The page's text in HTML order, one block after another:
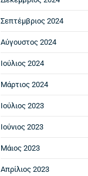
Σεπτέμβριος 2024
Αύγουστος 2024
Ιούλιος 2024
Μάρτιος 2024
Ιούλιος 2023
Ιούνιος 2023
Μάιος 2023
Απρίλιος 2023